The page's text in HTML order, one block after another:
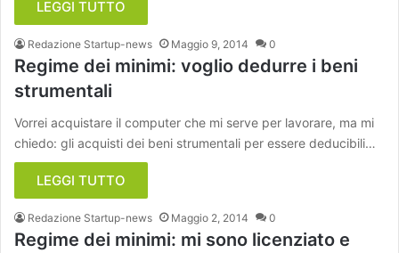
LEGGI TUTTO
Redazione Startup-news Maggio 9, 2014 0
Regime dei minimi: voglio dedurre i beni
strumentali
Vorrei acquistare il computer che mi serve per lavorare, ma mi
chiedo: gli acquisti dei beni strumentali per essere deducibili…
LEGGI TUTTO
Redazione Startup-news Maggio 2, 2014 0
Regime dei minimi: mi sono licenziato e